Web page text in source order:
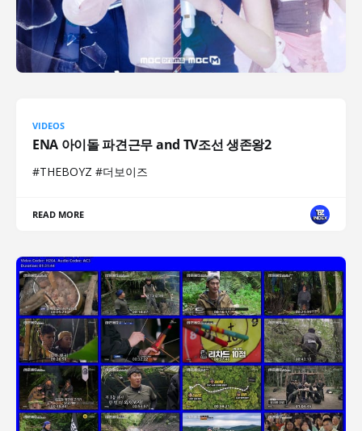
VIDEOS
ENA 아이돌 파견근무 and TV조선 생존왕2
#THEBOYZ #더보이즈
READ MORE